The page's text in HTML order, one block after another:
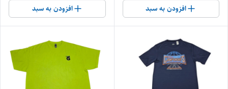
افزودن به سبد افزودن به سبد